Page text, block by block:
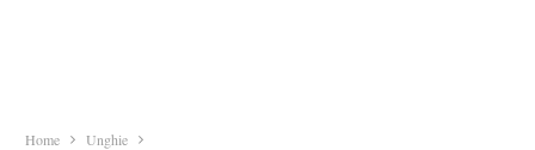
Home Unghie